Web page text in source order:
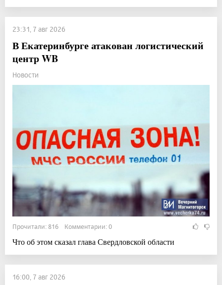
23:31, 7 авг 2026
В Екатеринбурге атакован логистический
центр WB
Новости
Прочитали: 816 Комментарии: 0
Что об этом сказал глава Свердловской области
16:00, 7 авг 2026